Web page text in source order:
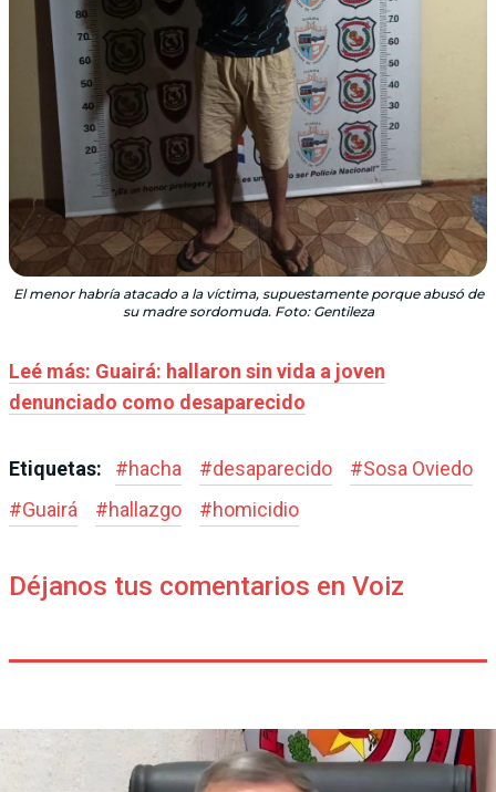
El menor habría atacado a la víctima, supuestamente porque abusó de
su madre sordomuda. Foto: Gentileza
Leé más: Guairá: hallaron sin vida a joven
denunciado como desaparecido
Etiquetas: #hacha #desaparecido #Sosa Oviedo
#Guairá #hallazgo #homicidio
Déjanos tus comentarios en Voiz